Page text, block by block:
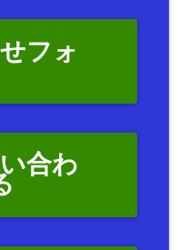
フォ
合わ